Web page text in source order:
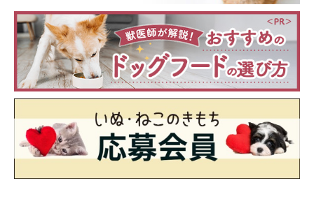
いです。ぽん太郎はいつでもどんなときでも、しっぽを振って嬉
しそうに近づいてきてくれるので、見ていて癒されますね」